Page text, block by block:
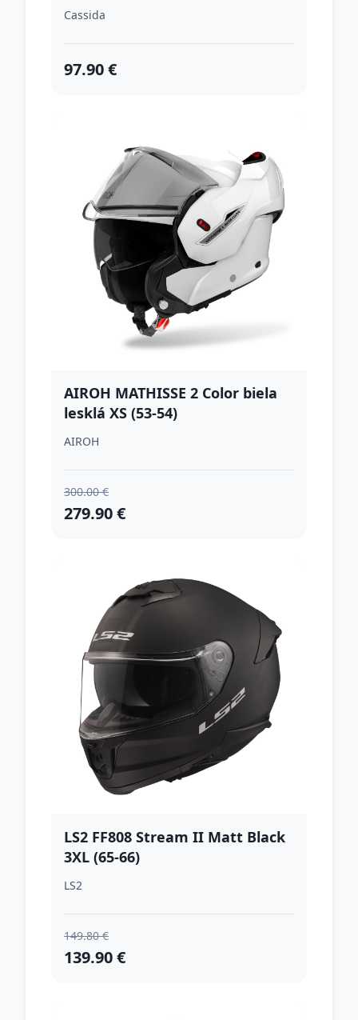
Cassida
97.90 €
AIROH MATHISSE 2 Color biela
lesklá XS (53-54)
AIROH
300.00 €
279.90 €
LS2 FF808 Stream II Matt Black
3XL (65-66)
LS2
149.80 €
139.90 €